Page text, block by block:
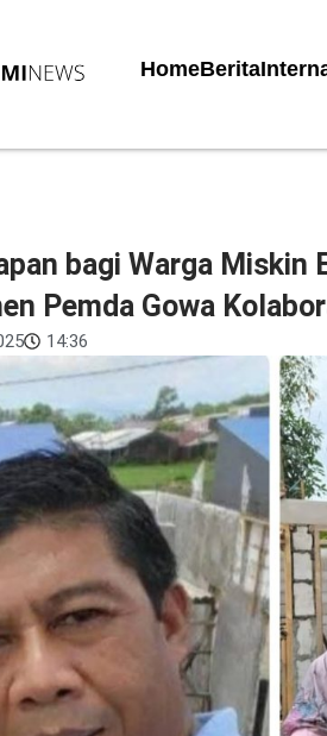
HomeBerita
bagi Warga Miskin
Pemda Gowa
14:36